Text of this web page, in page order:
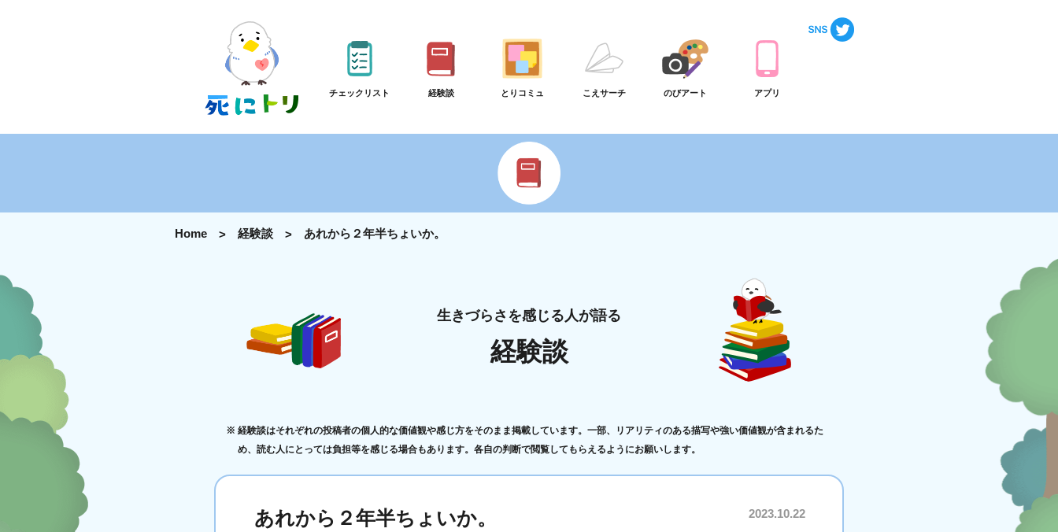
チェックリスト 経験談 とりコミュ こえサーチ のびアート アプリ
Home 経験談 あれから２年半ちょいか。
生きづらさを感じる人が語る
経験談
経験談はそれぞれの投稿者の個人的な価値観や感じ方をそのまま掲載しています。一部、リアリティのある描写や強い価値観が含まれるた
め、読む人にとっては負担等を感じる場合もあります。各自の判断で閲覧してもらえるようにお願いします。
あれから２年半ちょいか。 2023.10.22